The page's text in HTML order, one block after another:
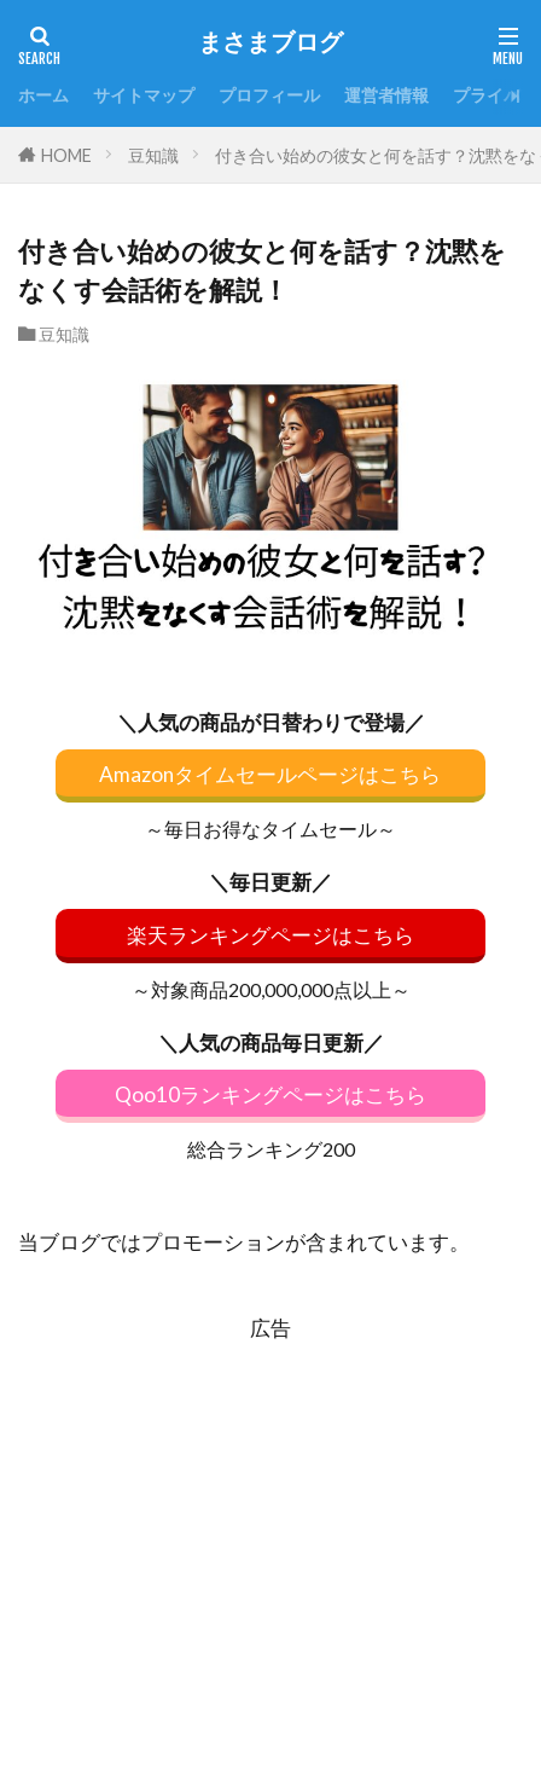
まさまブログ
ホーム サイトマップ プロフィール 運営者情報 プライバ
HOME 豆知識 付き合い始めの彼女と何を話す？沈黙を
付き合い始めの彼女と何を話す？沈黙を
なくす会話術を解説！
豆知識
＼人気の商品が日替わりで登場／
Amazonタイムセールページはこちら
～毎日お得なタイムセール～
＼毎日更新／
楽天ランキングページはこちら
～対象商品200,000,000点以上～
＼人気の商品毎日更新／
Qoo10ランキングページはこちら
総合ランキング200
当ブログではプロモーションが含まれています。
広告